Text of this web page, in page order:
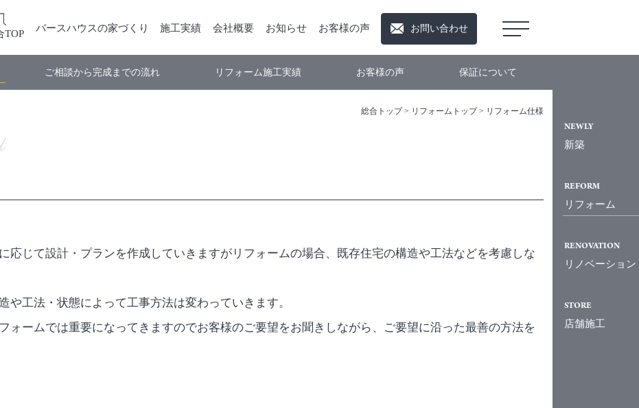
TOP バースハウスの家づくり 施工実績 会社概要 お知らせ お客様の声 お問い合わせ
NEWLY
新築
REFORM
リフォーム
RENOVATION
リノベーション
STORE
店舗施工
ご相談から完成までの流れ リフォーム施工実績 お客様の声 保証について
総合トップ> リフォームトップ> リフォーム仕様
応じて設計・プランを作成していきますがリフォームの場合、既存住宅の構造や工法などを考慮しな
や工法・状態によって工事方法は変わっていきます。
ォームでは重要になってきますのでお客様のご要望をお聞きしながら、ご要望に沿った最善の方法を